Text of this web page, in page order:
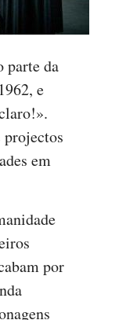
parte da
e
projectos
em
por